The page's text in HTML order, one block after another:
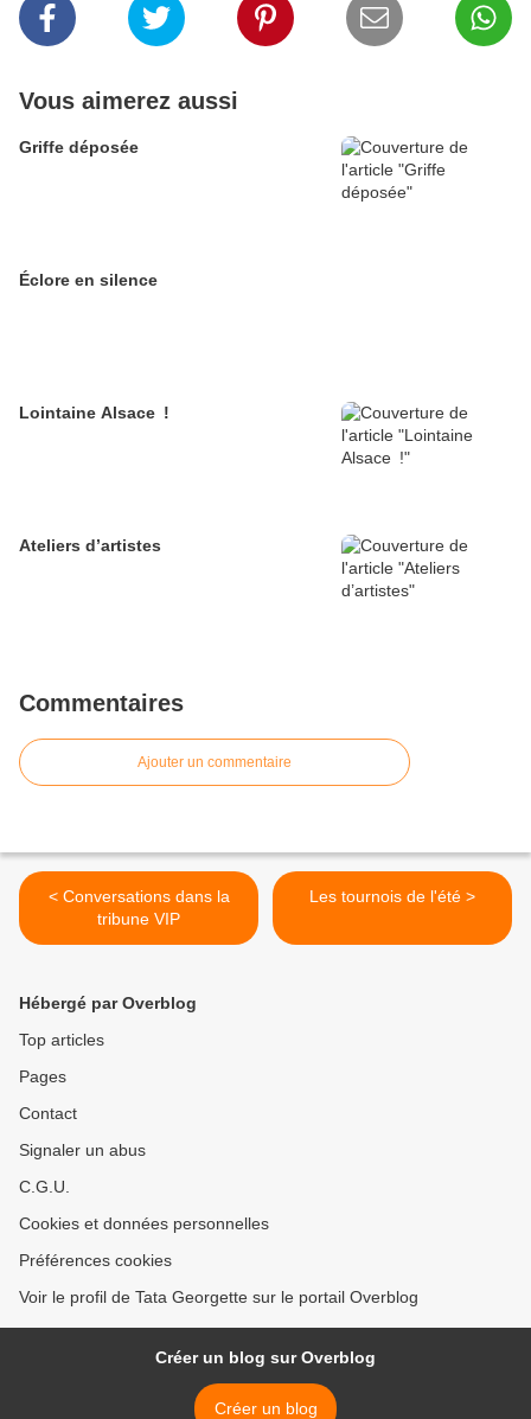
Vous aimerez aussi
Griffe déposée
Éclore en silence
Lointaine Alsace !
Ateliers d’artistes
Commentaires
Ajouter un commentaire
< Conversations dans la
tribune VIP
Les tournois de l'été >
Hébergé par Overblog
Top articles
Pages
Contact
Signaler un abus
C.G.U.
Cookies et données personnelles
Préférences cookies
Voir le profil de Tata Georgette sur le portail Overblog
Créer un blog sur Overblog
Créer un blog